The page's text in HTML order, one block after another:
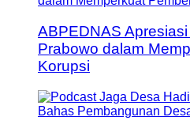
ABPEDNAS
Prabowo dalam
Korupsi